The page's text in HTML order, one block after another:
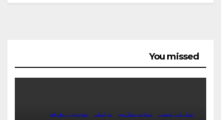
You missed
تعارف و تبصرہ سماجی مضامین مراسلہ مضامین و مقالات